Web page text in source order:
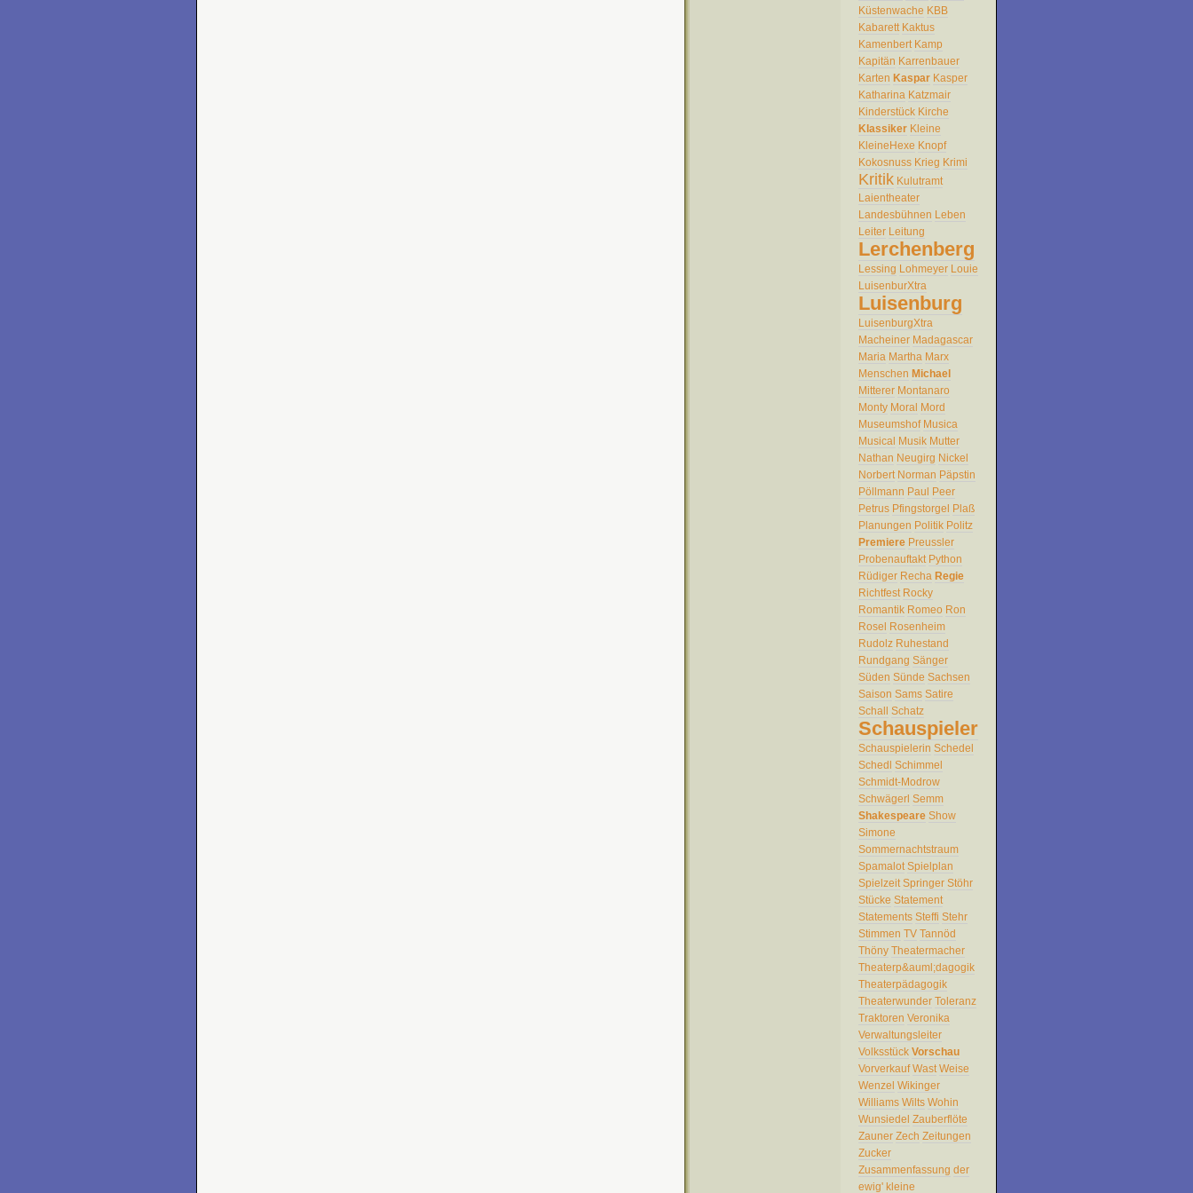
Küstenwache KBB
Kabarett Kaktus
Kamenbert Kamp
Kapitän Karrenbauer
Karten Kaspar Kasper
Katharina Katzmair
Kinderstück Kirche
Klassiker Kleine
KleineHexe Knopf
Kokosnuss Krieg Krimi
Kritik Kulutramt
Laientheater
Landesbühnen Leben
Leiter Leitung
Lerchenberg
Lessing Lohmeyer Louie
LuisenburXtra
Luisenburg
LuisenburgXtra
Macheiner Madagascar
Maria Martha Marx
Menschen Michael
Mitterer Montanaro
Monty Moral Mord
Museumshof Musica
Musical Musik Mutter
Nathan Neugirg Nickel
Norbert Norman Päpstin
Pöllmann Paul Peer
Petrus Pfingstorgel Plaß
Planungen Politik Politz
Premiere Preussler
Probenauftakt Python
Rüdiger Recha Regie
Richtfest Rocky
Romantik Romeo Ron
Rosel Rosenheim
Rudolz Ruhestand
Rundgang Sänger
Süden Sünde Sachsen
Saison Sams Satire
Schall Schatz
Schauspieler
Schauspielerin Schedel
Schedl Schimmel
Schmidt-Modrow
Schwägerl Semm
Shakespeare Show
Simone
Sommernachtstraum
Spamalot Spielplan
Spielzeit Springer Stöhr
Stücke Statement
Statements Steffi Stehr
Stimmen TV Tannöd
Thöny Theatermacher
Theaterp&auml;dagogik
Theaterpädagogik
Theaterwunder Toleranz
Traktoren Veronika
Verwaltungsleiter
Volksstück Vorschau
Vorverkauf Wast Weise
Wenzel Wikinger
Williams Wilts Wohin
Wunsiedel Zauberflöte
Zauner Zech Zeitungen
Zucker
Zusammenfassung der
ewig' kleine